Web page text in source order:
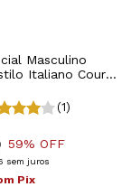
Masculino
Italiano Couro
(1)
59% OFF
sem juros
Pix